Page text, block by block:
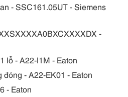
- SSC161.05UT - Siemens
-
lỗ - A22-I1M - Eaton
- A22-EK01 - Eaton
- Eaton